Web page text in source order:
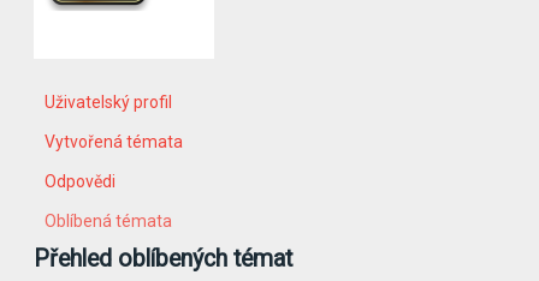
Uživatelský profil
Vytvořená témata
Odpovědi
Oblíbená témata
Přehled oblíbených témat